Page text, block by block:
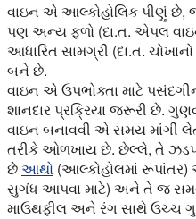
વાઇન એ આલ્કોહોલિક પીણું છે, જે
પણ અન્ય ફળો (દા.ત. એપલ
આધારિત સામગ્રી (દા.ત.
બને છે.
વાઇન એ ઉપભોક્તા માટે
શાનદાર પ્રક્રિયા જરૂરી છે.
વાઇન બનાવવી એ સમય માંગી
તરીકે ઓળખાય છે. છેલ્લે, તે ઝડપ
છેઆથો (આલ્કોહોલમાં
સુગંધ આપવા માટે) અને તે જ
માઉથફીલ અને રંગ સાથે ઉચ્ચ